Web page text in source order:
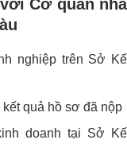
Cơ quan nhà
nghiệp trên Sở Kế
quả hồ sơ đã nộp
doanh tại Sở Kế